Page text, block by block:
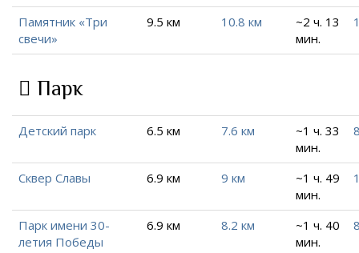
Памятник «Три
свечи»
9.5 км 10.8 км
~2 ч. 13
мин.
Парк
Детский парк 6.5 км 7.6 км
~1 ч. 33
мин.
Сквер Славы 6.9 км 9 км
~1 ч. 49
мин.
Парк имени 30-
летия Победы
6.9 км 8.2 км
~1 ч. 40
мин.